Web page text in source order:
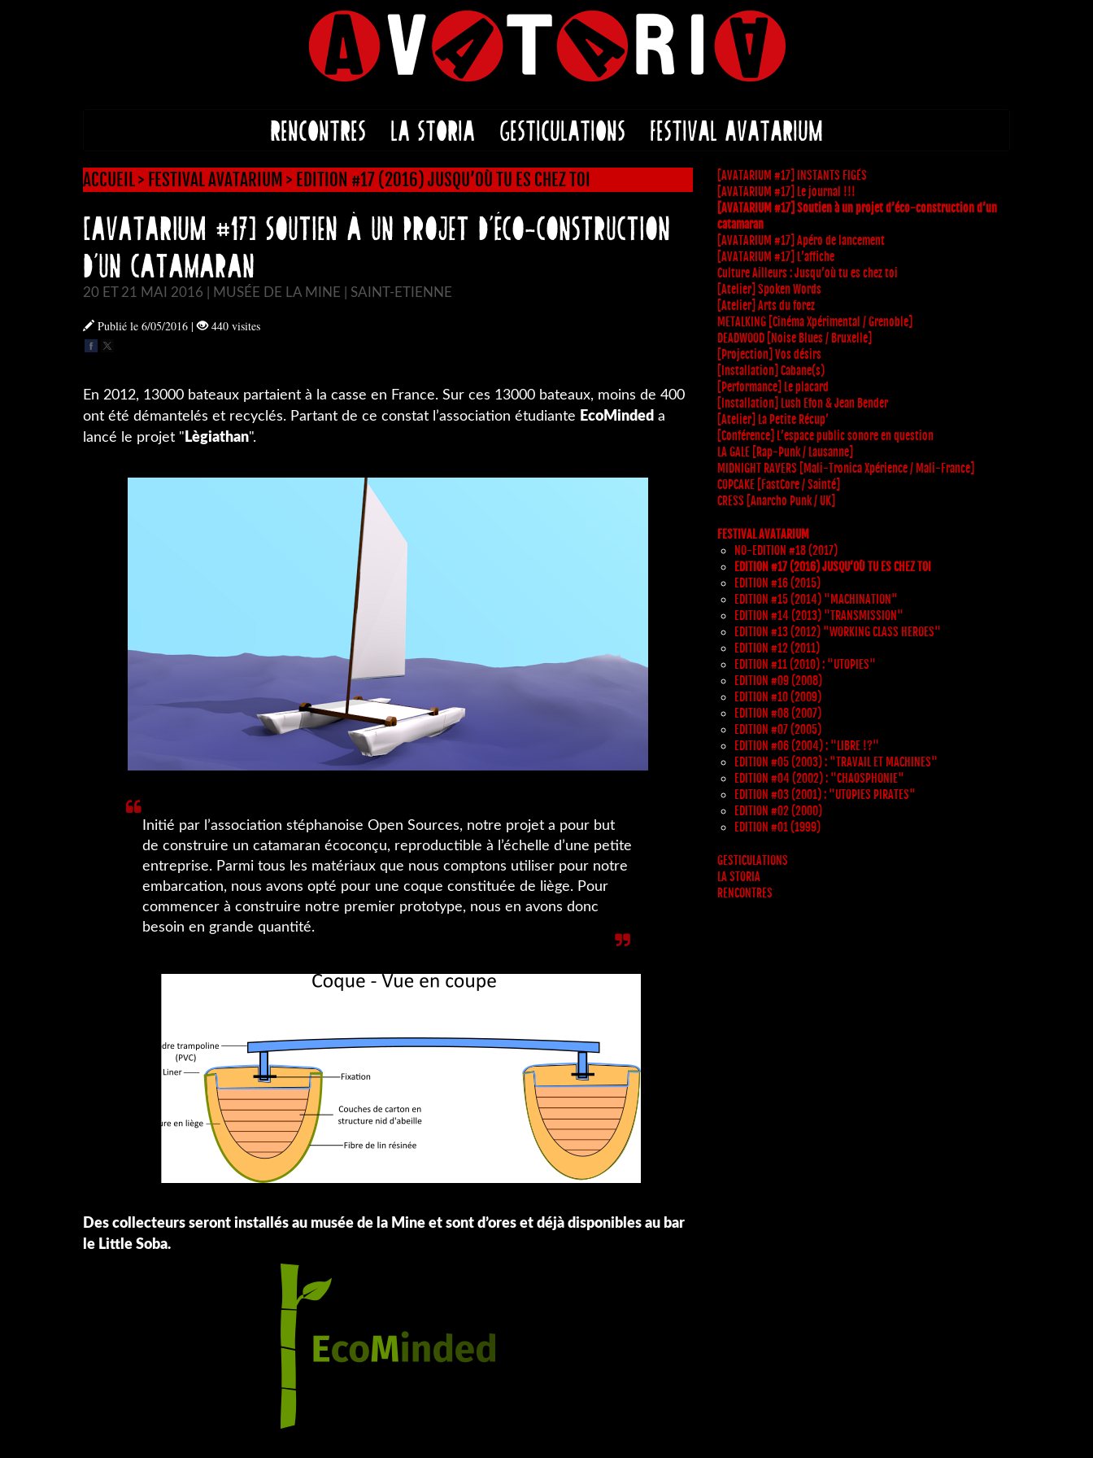
RENCONTRES LA STORIA GESTICULATIONS FESTIVAL AVATARIUM
ACCUEIL> FESTIVAL AVATARIUM > EDITION #17 (2016) JUSQU’OÙ TU ES CHEZ TOI
[AVATARIUM #17] Soutien à un projet d’éco-construction
d’un catamaran
20 ET 21 MAI 2016 | MUSÉE DE LA MINE | SAINT-ETIENNE
Publié le 6/05/2016 | 440 visites
En 2012, 13000 bateaux partaient à la casse en France. Sur ces 13000 bateaux, moins de 400
ont été démantelés et recyclés. Partant de ce constat l’association étudiante EcoMinded a
lancé le projet " Lègiathan".
Initié par l’association stéphanoise Open Sources, notre projet a pour but
de construire un catamaran écoconçu, reproductible à l’échelle d’une petite
entreprise. Parmi tous les matériaux que nous comptons utiliser pour notre
embarcation, nous avons opté pour une coque constituée de liège. Pour
commencer à construire notre premier prototype, nous en avons donc
besoin en grande quantité.
Des collecteurs seront installés au musée de la Mine et sont d’ores et déjà disponibles au bar
le Little Soba.
[AVATARIUM #17] INSTANTS FIGÉS
[AVATARIUM #17] Le journal !!!
[AVATARIUM #17] Soutien à un projet d’éco-construction d’un
catamaran
[AVATARIUM #17] Apéro de lancement
[AVATARIUM #17] L’affiche
Culture Ailleurs : Jusqu’où tu es chez toi
[Atelier] Spoken Words
[Atelier] Arts du forez
METALKING [Cinéma Xpérimental / Grenoble]
DEADWOOD [Noise Blues / Bruxelle]
[Projection] Vos désirs
[Installation] Cabane(s)
[Performance] Le placard
[Installation] Lush Efon & Jean Bender
[Atelier] La Petite Récup’
[Conférence] L’espace public sonore en question
LA GALE [Rap-Punk / Lausanne]
MIDNIGHT RAVERS [Mali-Tronica Xpérience / Mali-France]
COPCAKE [FastCore / Sainté]
CRESS [Anarcho Punk / UK]
FESTIVAL AVATARIUM
NO-EDITION #18 (2017)
EDITION #17 (2016) JUSQU’OÙ TU ES CHEZ TOI
EDITION #16 (2015)
EDITION #15 (2014) "MACHINATION"
EDITION #14 (2013) "TRANSMISSION"
EDITION #13 (2012) "WORKING CLASS HEROES"
EDITION #12 (2011)
EDITION #11 (2010) : "UTOPIES"
EDITION #09 (2008)
EDITION #10 (2009)
EDITION #08 (2007)
EDITION #07 (2005)
EDITION #06 (2004) : "LIBRE !?"
EDITION #05 (2003) : "TRAVAIL ET MACHINES"
EDITION #04 (2002) : "CHAOSPHONIE"
EDITION #03 (2001) : "UTOPIES PIRATES"
EDITION #02 (2000)
EDITION #01 (1999)
GESTICULATIONS
LA STORIA
RENCONTRES